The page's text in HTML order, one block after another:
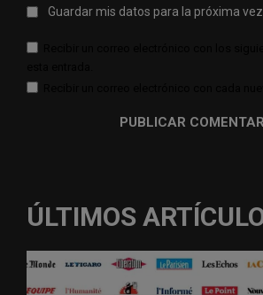
Guardar mis datos para la próxima
ÚLTIMOS